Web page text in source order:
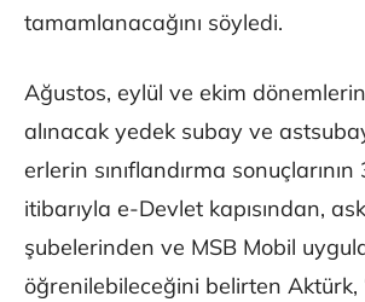
tamamlanacağını söyledi.
Ağustos, eylül ve ekim
alınacak yedek subay ve
erlerin sınıflandırma
itibarıyla e-Devlet kapısından,
şubelerinden ve MSB Mobil
öğrenilebileceğini belirten Aktürk,